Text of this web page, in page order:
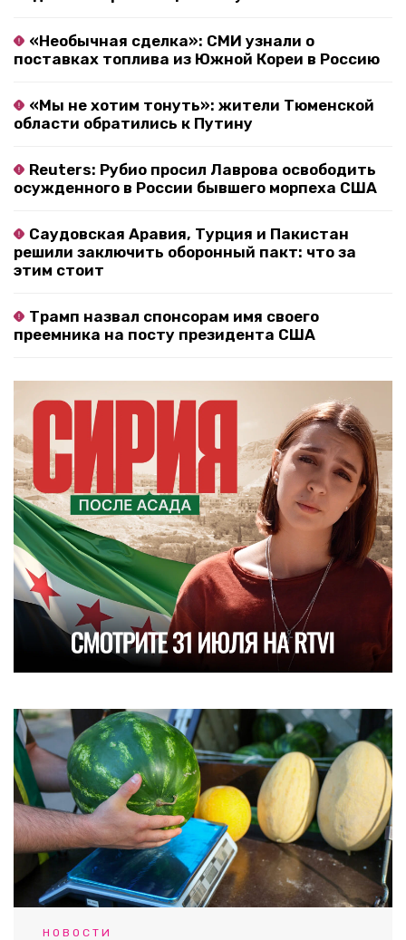
«Необычная сделка»: СМИ узнали о
поставках топлива из Южной Кореи в Россию
«Мы не хотим тонуть»: жители Тюменской
области обратились к Путину
Reuters: Рубио просил Лаврова освободить
осужденного в России бывшего морпеха США
Саудовская Аравия, Турция и Пакистан
решили заключить оборонный пакт: что за
этим стоит
Трамп назвал спонсорам имя своего
преемника на посту президента США
НОВОСТИ